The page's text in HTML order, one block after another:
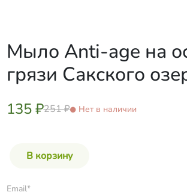
Мыло Anti-age на
грязи Сакского
135 ₽251 ₽ Нет в наличии
Email*